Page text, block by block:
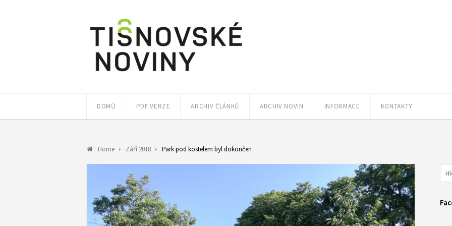
DOMŮ PDF VERZE ARCHIV ČLÁNKŮ ARCHIV NOVIN INFORMACE KONTAKTY
Home Září 2018 Park pod kostelem byl dokončen